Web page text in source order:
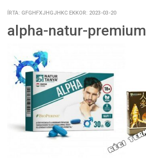
ÍRTA: GFGHFXJHGJHKC EKKOR: 2023-03-20
alpha-natur-premium